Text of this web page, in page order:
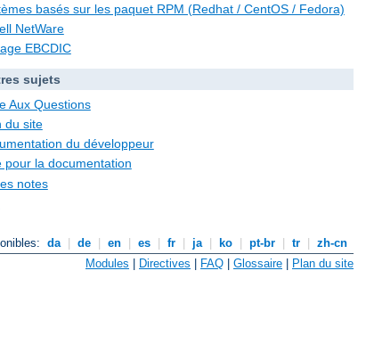
basés sur les paquet RPM (Redhat / CentOS / Fedora)
NetWare
EBCDIC
sujets
Aux Questions
du site
du développeur
pour la documentation
notes
da de en es fr ja ko pt-br tr
zh-cn
Modules | Directives | FAQ | Glossaire | Plan du site